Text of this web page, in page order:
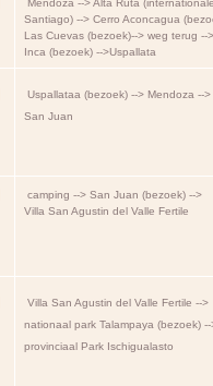
Mendoza --> Alta Ruta
Santiago) --> Cerro Aconcagua
Las Cuevas (bezoek)--> weg terug --
Inca (bezoek) -->Uspallata
Uspallataa (bezoek) --> Mendoza -->
San Juan
camping --> San Juan (bezoek) -->
Villa San Agustin del Valle Fertile
Villa San Agustin del Valle Fertile -->
nationaal park Talampaya (bezoek) --
provinciaal Park Ischigualasto